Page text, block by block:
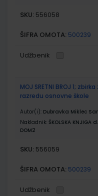
SKU: 556058
ŠIFRA OMOTA: 500239
Udžbenik
MOJ SRETNI BROJ 1;
razredu osnovne škole
Autor(i): Dubravka Miklec
Nakladnik: ŠKOLSKA KNJIGA
DOM2
SKU: 556059
ŠIFRA OMOTA: 500239
Udžbenik